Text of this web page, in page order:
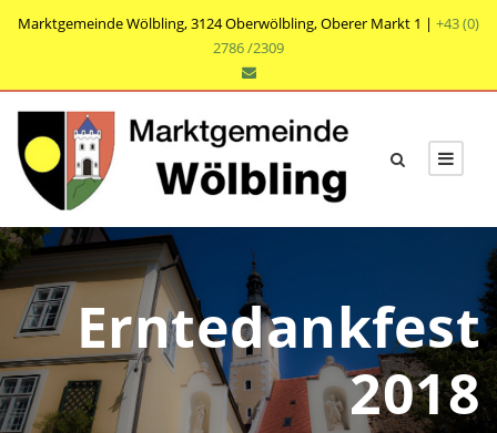
Marktgemeinde Wölbling, 3124 Oberwölbling, Oberer Markt 1 | +43 (0)
2786 /2309
Erntedankfest
2018